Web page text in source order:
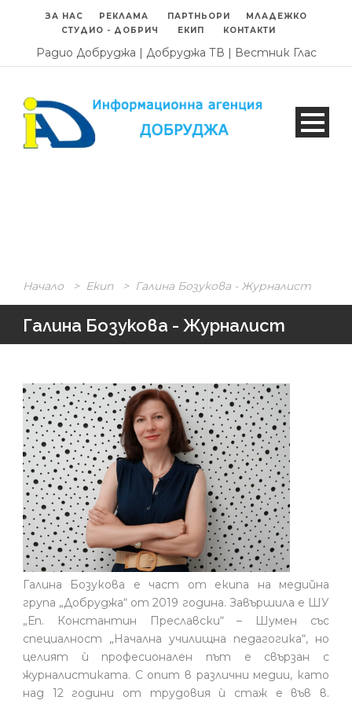
ЗА НАС РЕКЛАМА ПАРТНЬОРИ
МЛАДЕЖКО
СТУДИО - ДОБРИЧ
ЕКИП КОНТАКТИ
Радио Добруджа | Добруджа ТВ | Вестник Глас
Начало > Екип > Галина Бозукова - Журналист
Галина Бозукова - Журналист
Галина Бозукова е част от екипа на медийна
група „Добруджа“ от 2019 година. Завършила е ШУ
„Еп. Константин Преславски“ – Шумен със
специалност „Начална училищна педагогика“, но
целият ѝ професионален път е свързан с
журналистиката. С опит в различни медии, като
над 12 години от трудовия ѝ стаж е във в.